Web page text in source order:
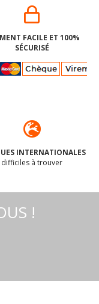
crunchy
BIO
vegan sans
allergènes
: 12
grammes
les 14 allergènes
FACILE ET 100%
SÉCURISÉ
INTERNATIONALES
difficiles à trouver
!